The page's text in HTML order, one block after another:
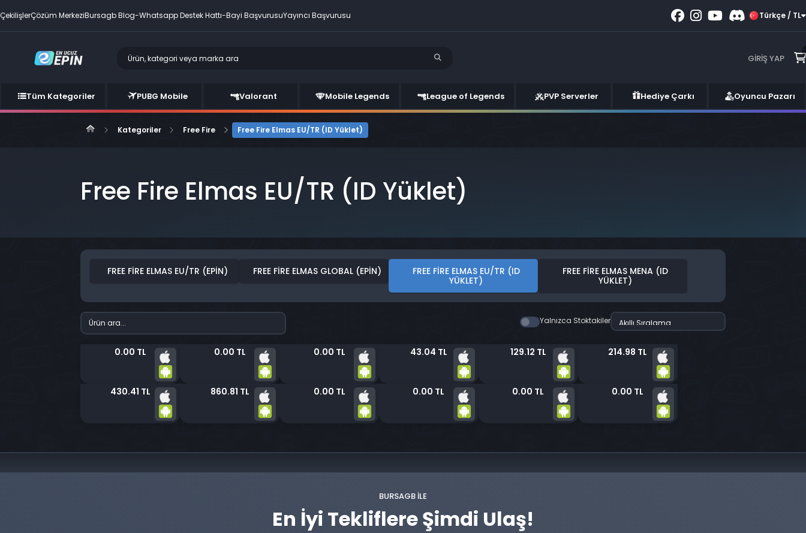
ÇekilişlerÇözüm MerkeziBursagb Blog-Whatsapp Destek Hattı-Bayi BaşvurusuYayıncı Başvurusu Türkçe / TL
GIRIŞ YAP
Tüm Kategoriler PUBG Mobile Valorant Mobile Legends League of Legends PVP Serverler Hediye Çarkı Oyuncu Pazarı
Kategoriler Free Fire Free Fire Elmas EU/TR (ID Yüklet)
Free Fire Elmas EU/TR (ID Yüklet)
FREE FIRE ELMAS EU/TR (EPIN) FREE FIRE ELMAS GLOBAL (EPIN)
FREE FIRE ELMAS EU/TR (ID
YÜKLET)
FREE FIRE ELMAS MENA (ID
YÜKLET)
Yalnızca Stoktakiler
0.00 TL 0.00 TL 0.00 TL 43.04 TL 129.12 TL 214.98 TL
430.41 TL 860.81 TL 0.00 TL 0.00 TL 0.00 TL 0.00 TL
BURSAGB ILE
En İyi Tekliflere Şimdi Ulaş!